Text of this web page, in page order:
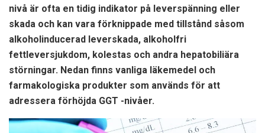
nivå är ofta en tidig indikator på leverspänning eller
skada och kan vara förknippade med tillstånd såsom
alkoholinducerad leverskada, alkoholfri
fettleversjukdom, kolestas och andra hepatobiliära
störningar. Nedan finns vanliga läkemedel och
farmakologiska produkter som används för att
adressera förhöjda GGT -nivåer.